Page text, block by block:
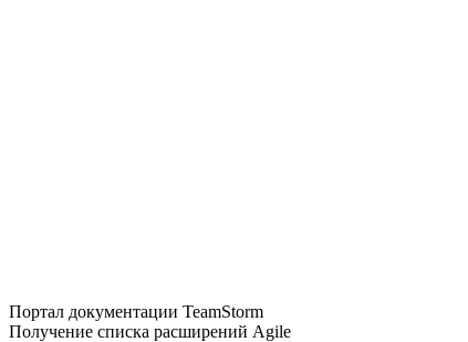
Портал документации TeamStorm
Получение списка расширений Agile